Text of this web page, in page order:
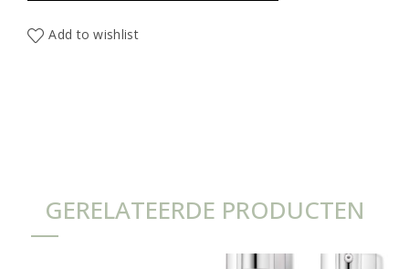
Add to wishlist
GERELATEERDE PRODUCTEN